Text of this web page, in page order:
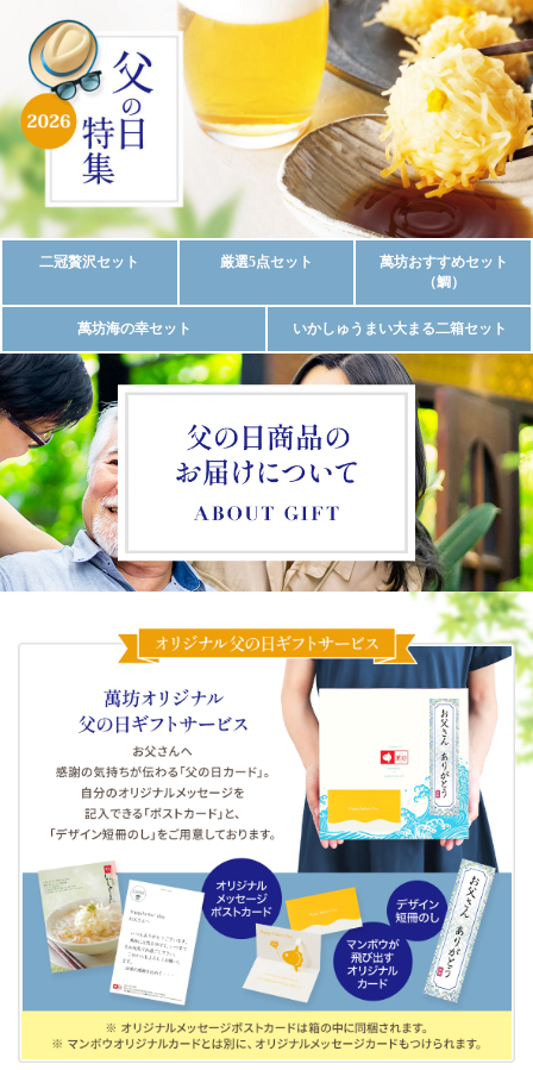
ギフト特集 | いかしゅうまい
の萬坊：呼子萬坊
二冠贅沢セット 厳選5点セット
萬坊おすすめセット
（鯛）
萬坊海の幸セット いかしゅうまい大まる二箱セット